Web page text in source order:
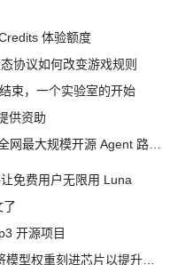
体验额度
协议如何改变游戏规则
束，一个实验室的开始
供资助
免费用户无限用 Luna
了
开源项目